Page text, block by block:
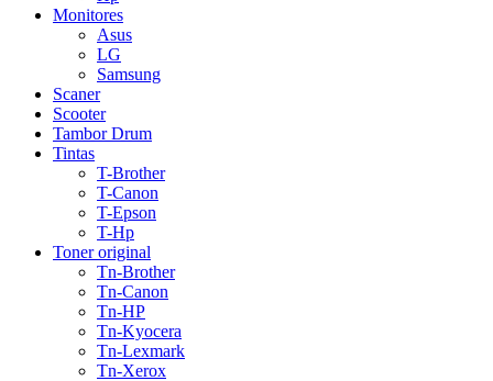
Monitores
Asus
LG
Samsung
Scaner
Scooter
Tambor Drum
Tintas
T-Brother
T-Canon
T-Epson
T-Hp
Toner original
Tn-Brother
Tn-Canon
Tn-HP
Tn-Kyocera
Tn-Lexmark
Tn-Xerox